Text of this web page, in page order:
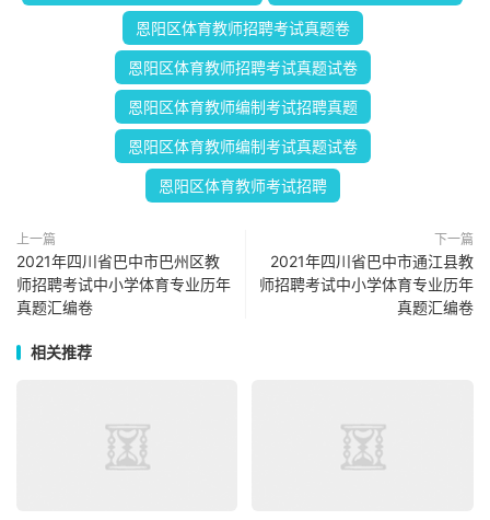
恩阳区体育教师招聘考试真题卷
恩阳区体育教师招聘考试真题试卷
恩阳区体育教师编制考试招聘真题
恩阳区体育教师编制考试真题试卷
恩阳区体育教师考试招聘
上一篇
2021年四川省巴中市巴州区教
师招聘考试中小学体育专业历年
真题汇编卷
下一篇
2021年四川省巴中市通江县教
师招聘考试中小学体育专业历年
真题汇编卷
相关推荐